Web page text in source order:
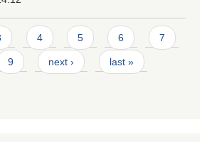
4 5 6 7
9 next › last »